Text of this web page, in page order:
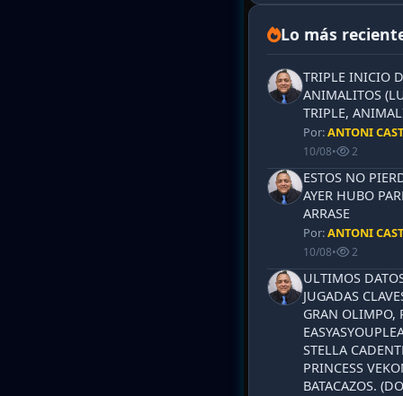
Lo más
TRIPLE INICIO
ANIMALITOS
TRIPLE,
Por:ANTONI
10/08• 2
ESTOS NO
AYER HUBO
ARRASE
Por:ANTONI
10/08• 2
ULTIMOS
JUGADAS
GRAN OLIMPO,
STELLA
PRINCESS
BATACAZOS.